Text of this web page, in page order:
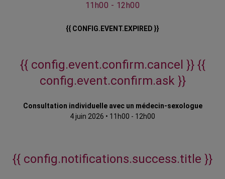
11h00 - 12h00
{{ CONFIG.EVENT.EXPIRED }}
{{ config.event.confirm.cancel }} {{
config.event.confirm.ask }}
Consultation individuelle avec un médecin-sexologue
4 juin 2026 • 11h00 - 12h00
{{ config.notifications.success.title }}